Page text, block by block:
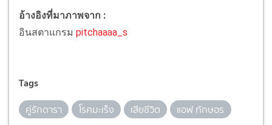
อ้างอิงที่มาภาพจาก :
อินสตาแกรม pitchaaaa_s
Tags
คู่รักดารา โรคมะเร็ง เสียชีวิต
แอฟ ทักษอร